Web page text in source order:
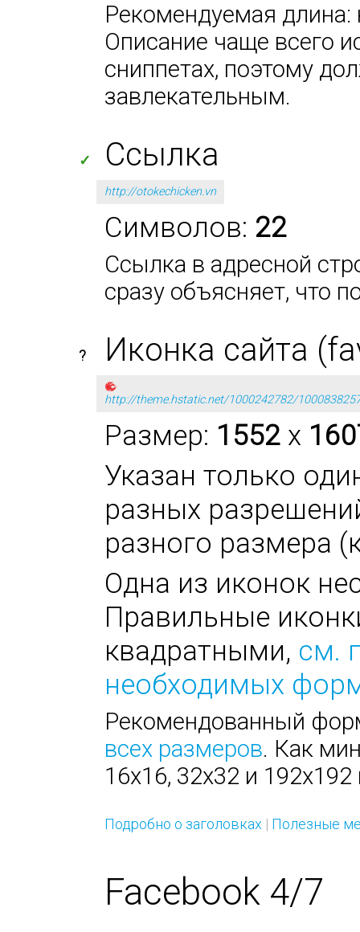
Рекомендуемая длина:
Описание чаще всего
сниппетах, поэтому
завлекательным.
✓ Ссылка
http://otokechicken.vn
Символов: 22
Ссылка в адресной
сразу объясняет, что
? Иконка сайта
http://theme.hstatic.net/1000242782/
Размер: 1552 x
Указан только
разных
разного размера
Одна из иконок
Правильные
квадратными, см.
необходимых
Рекомендованный
всех размеров. Как
16х16, 32х32 и
Подробно о заголовках | Полезные
Facebook 4/7